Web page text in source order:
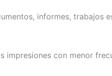
informes, trabajos
impresiones con menor